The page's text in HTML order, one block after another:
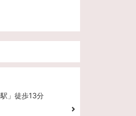
」徒歩13分